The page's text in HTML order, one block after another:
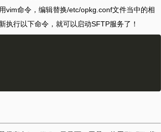
vim命令，编辑替换/etc/opkg.conf文件当中的相
执行以下命令，就可以启动SFTP服务了！